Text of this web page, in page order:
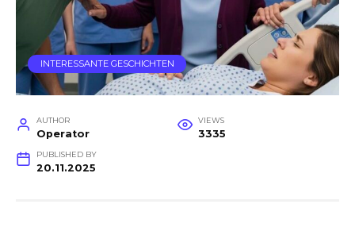
INTERESSANTE GESCHICHTEN
AUTHOR
Operator
VIEWS
3335
PUBLISHED BY
20.11.2025